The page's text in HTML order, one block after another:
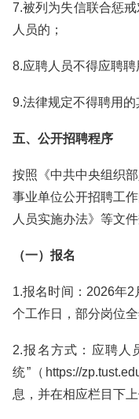
7.被列为失信联合惩
人员的；
8.应聘人员不得应聘聘
9.法律规定不得聘用的
五、公开招聘程序
按照《中共中央组织
事业单位公开招聘工
人员实施办法》等文
（一）报名
1.报名时间：2026年
个工作日，部分岗位全
2.报名方式：应聘人
统”（https://
息，并在相应栏目下上